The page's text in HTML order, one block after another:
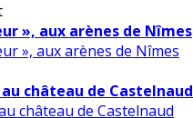
», aux arènes de Nîmes
château de Castelnaud